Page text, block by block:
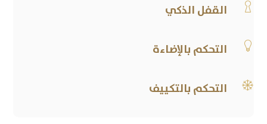
 القفل الذكي
 التحكم بالإضاءة
 التحكم بالتكييف